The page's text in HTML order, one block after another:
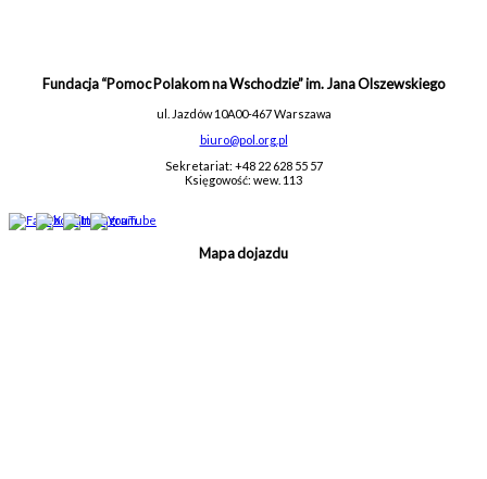
Fundacja “Pomoc Polakom na Wschodzie” im. Jana Olszewskiego
ul. Jazdów 10A00-467 Warszawa
biuro@pol.org.pl
Sekretariat: +48 22 628 55 57
Księgowość: wew. 113
Mapa dojazdu